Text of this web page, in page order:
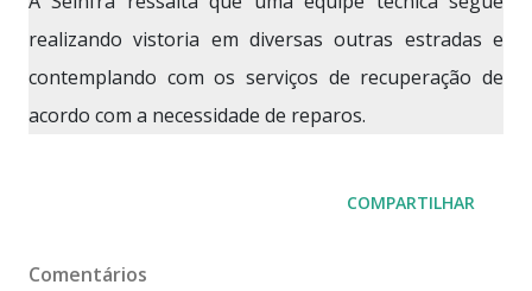
realizando vistoria em diversas outras estradas e
contemplando com os serviços de recuperação de
acordo com a necessidade de reparos.
COMPARTILHAR
Comentários